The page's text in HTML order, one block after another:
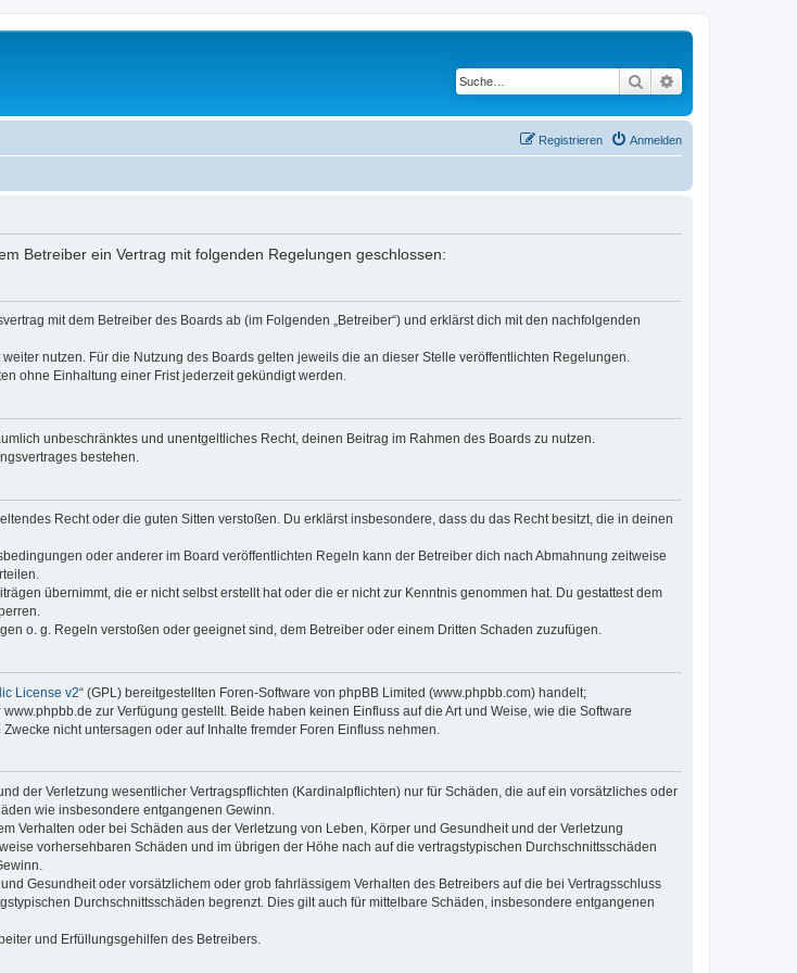
Suche
Anmelden
Registrieren
Betreiber ein Vertrag mit folgenden Regelungen geschlossen:
mit dem Betreiber des Boards ab (im Folgenden „Betreiber“) und erklärst dich mit den nachfolgenden
nutzen. Für die Nutzung des Boards gelten jeweils die an dieser Stelle veröffentlichten Regelungen.
ohne Einhaltung einer Frist jederzeit gekündigt werden.
unbeschränktes und unentgeltliches Recht, deinen Beitrag im Rahmen des Boards zu nutzen.
bestehen.
Recht oder die guten Sitten verstoßen. Du erklärst insbesondere, dass du das Recht besitzt, die in deinen
oder anderer im Board veröffentlichten Regeln kann der Betreiber dich nach Abmahnung zeitweise
übernimmt, die er nicht selbst erstellt hat oder die er nicht zur Kenntnis genommen hat. Du gestattest dem
o. g. Regeln verstoßen oder geeignet sind, dem Betreiber oder einem Dritten Schaden zuzufügen.
License v2“ (GPL) bereitgestellten Foren-Software von phpBB Limited (www.phpbb.com) handelt;
zur Verfügung gestellt. Beide haben keinen Einfluss auf die Art und Weise, wie die Software
nicht untersagen oder auf Inhalte fremder Foren Einfluss nehmen.
der Verletzung wesentlicher Vertragspflichten (Kardinalpflichten) nur für Schäden, die auf ein vorsätzliches oder
wie insbesondere entgangenen Gewinn.
Verhalten oder bei Schäden aus der Verletzung von Leben, Körper und Gesundheit und der Verletzung
vorhersehbaren Schäden und im übrigen der Höhe nach auf die vertragstypischen Durchschnittsschäden
Gesundheit oder vorsätzlichem oder grob fahrlässigem Verhalten des Betreibers auf die bei Vertragsschluss
Durchschnittsschäden begrenzt. Dies gilt auch für mittelbare Schäden, insbesondere entgangenen
und Erfüllungsgehilfen des Betreibers.